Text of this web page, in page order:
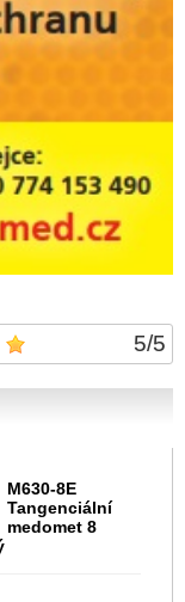
5/5
M630-8E
Tangenciální
medomet 8